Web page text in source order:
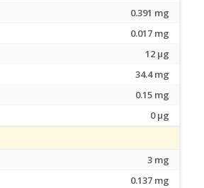
0.391 mg
0.017 mg
12 µg
34.4 mg
0.15 mg
0 µg
3 mg
0.137 mg